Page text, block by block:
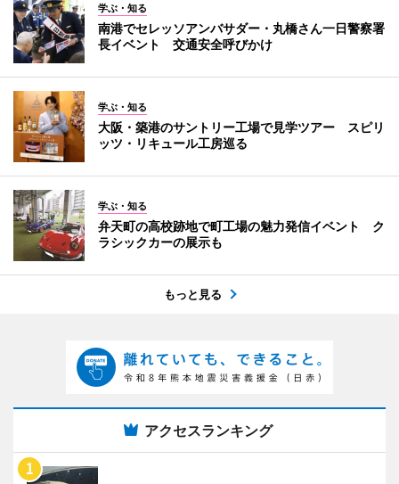
学ぶ・知る
南港でセレッソアンバサダー・丸橋さん一日警察署
長イベント 交通安全呼びかけ
学ぶ・知る
大阪・築港のサントリー工場で見学ツアー スピリ
ッツ・リキュール工房巡る
学ぶ・知る
弁天町の高校跡地で町工場の魅力発信イベント ク
ラシックカーの展示も
もっと見る
アクセスランキング